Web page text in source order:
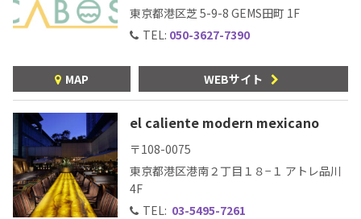
東京都港区芝 5-9-8 GEMS田町 1F
TEL: 050-3627-7390
MAP WEBサイト
el caliente modern mexicano
〒108-0075
東京都港区港南２丁目１８−１ アトレ品川
4F
TEL: 03-5495-7261